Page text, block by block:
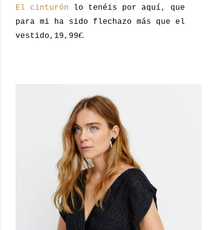
El cinturón lo tenéis por aquí, que
para mi ha sido flechazo más que el
vestido,19,99€.